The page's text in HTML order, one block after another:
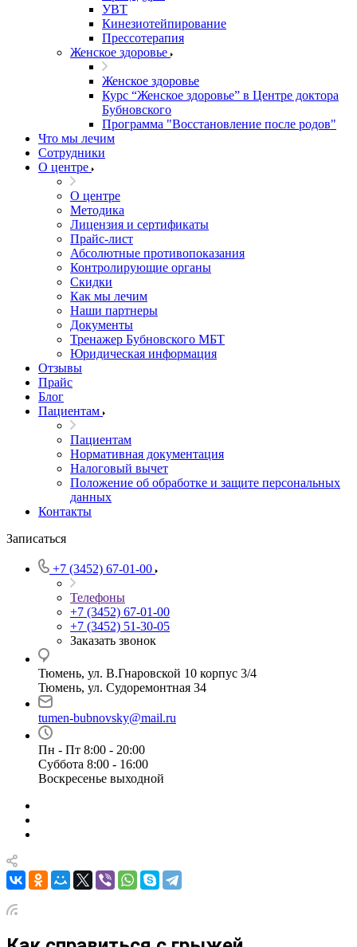
УВТ
Кинезиотейпирование
Прессотерапия
Женское здоровье
Женское здоровье
Курс “Женское здоровье” в Центре доктора
Бубновского
Программа "Восстановление после родов"
Что мы лечим
Сотрудники
О центре
О центре
Методика
Лицензия и сертификаты
Прайс-лист
Абсолютные противопоказания
Контролирующие органы
Скидки
Как мы лечим
Наши партнеры
Документы
Тренажер Бубновского МБТ
Юридическая информация
Отзывы
Прайс
Блог
Пациентам
Пациентам
Нормативная документация
Налоговый вычет
Положение об обработке и защите персональных
данных
Контакты
Записаться
+7 (3452) 67-01-00
Телефоны
+7 (3452) 67-01-00
+7 (3452) 51-30-05
Заказать звонок
Тюмень, ул. В.Гнаровской 10 корпус 3/4
Тюмень, ул. Судоремонтная 34
tumen-bubnovsky@mail.ru
Пн - Пт 8:00 - 20:00
Суббота 8:00 - 16:00
Воскресенье выходной